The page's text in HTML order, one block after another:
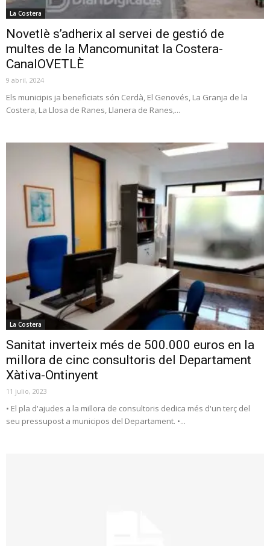
La Costera
Novetlè s’adherix al servei de gestió de
multes de la Mancomunitat la Costera-
CanalOVETLÈ
9 abril, 2024
Els municipis ja beneficiats són Cerdà, El Genovés, La Granja de la
Costera, La Llosa de Ranes, Llanera de Ranes,...
La Costera
Sanitat inverteix més de 500.000 euros en la
millora de cinc consultoris del Departament
Xàtiva-Ontinyent
11 julio, 2023
• El pla d'ajudes a la millora de consultoris dedica més d'un terç del
seu pressupost a municipos del Departament. •...